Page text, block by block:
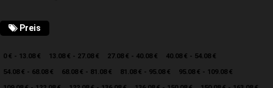
Preis
0 € - 13.08 € 13.08 € - 27.08 € 27.08 € - 40.08 €
40.08 € - 54.08 €
54.08 € - 68.08 €
68.08 € - 81.08 € 81.08 € - 95.08 €
95.08 € - 109.08 €